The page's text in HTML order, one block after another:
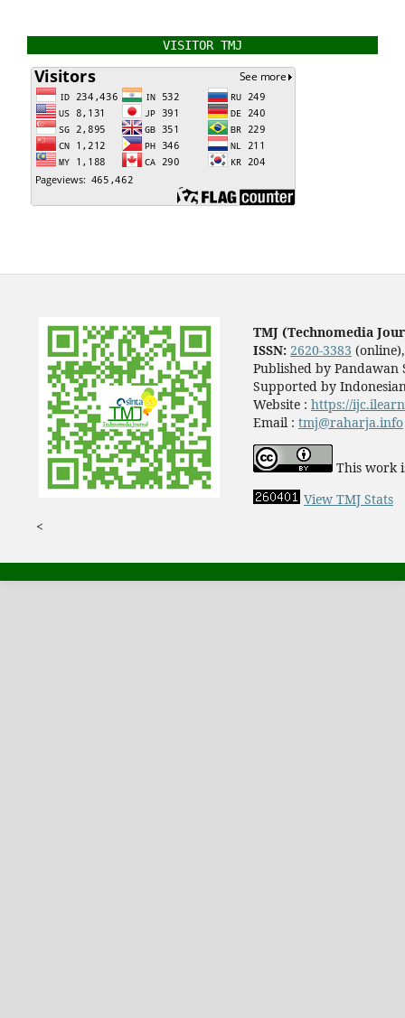
VISITOR TMJ
TMJ (Technomedia
ISSN: 2620-3383
Published by Pandawan
Supported by
Website : https://
Email : tmj@raharja.info
This work
View TMJ Stats
<